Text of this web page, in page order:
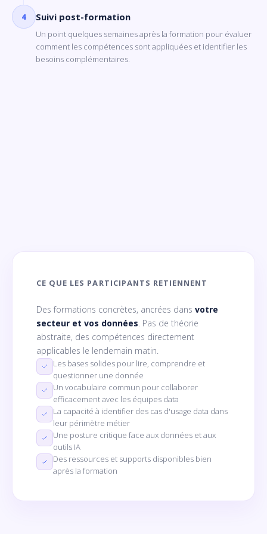
4 Suivi post-formation
Un point quelques semaines après la formation pour évaluer
comment les compétences sont appliquées et identifier les
besoins complémentaires.
CE QUE LES PARTICIPANTS RETIENNENT
Des formations concrètes, ancrées dans votre
secteur et vos données. Pas de théorie
abstraite, des compétences directement
applicables le lendemain matin.
Les bases solides pour lire, comprendre et
questionner une donnée
Un vocabulaire commun pour collaborer
efficacement avec les équipes data
La capacité à identifier des cas d'usage data dans
leur périmètre métier
Une posture critique face aux données et aux
outils IA
Des ressources et supports disponibles bien
après la formation